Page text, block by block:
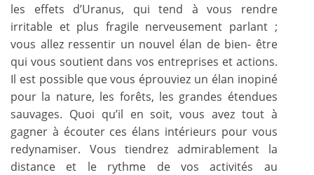
les effets d’Uranus, qui tend à vous rendre
irritable et plus fragile nerveusement parlant ;
vous allez ressentir un nouvel élan de bien- être
qui vous soutient dans vos entreprises et actions.
Il est possible que vous éprouviez un élan inopiné
pour la nature, les forêts, les grandes étendues
sauvages. Quoi qu’il en soit, vous avez tout à
gagner à écouter ces élans intérieurs pour vous
redynamiser. Vous tiendrez admirablement la
distance et le rythme de vos activités au